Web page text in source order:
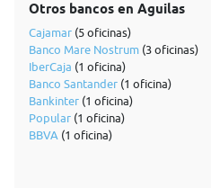
Otros bancos en Aguilas
Cajamar (5 oficinas)
Banco Mare Nostrum (3 oficinas)
IberCaja (1 oficina)
Banco Santander (1 oficina)
Bankinter (1 oficina)
Popular (1 oficina)
BBVA (1 oficina)